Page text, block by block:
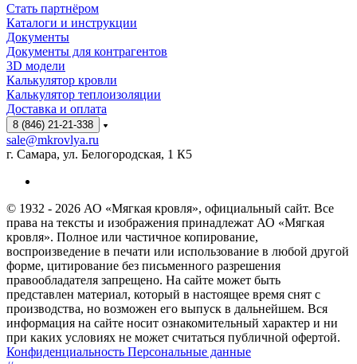
Стать партнёром
Каталоги и инструкции
Документы
Документы для контрагентов
3D модели
Калькулятор кровли
Калькулятор теплоизоляции
Доставка и оплата
8 (846) 21-21-338
sale@mkrovlya.ru
г. Самара, ул. Белогородская, 1 К5
© 1932 - 2026 АО «Мягкая кровля», официальный сайт. Все
права на тексты и изображения принадлежат АО «Мягкая
кровля». Полное или частичное копирование,
воспроизведение в печати или использование в любой другой
форме, цитирование без письменного разрешения
правообладателя запрещено. На сайте может быть
представлен материал, который в настоящее время снят с
производства, но возможен его выпуск в дальнейшем. Вся
информация на сайте носит ознакомительный характер и ни
при каких условиях не может считаться публичной офертой.
Конфиденциальность Персональные данные